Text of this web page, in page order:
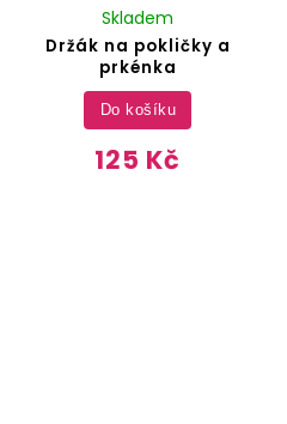
Držák na pokličky a
prkénka
Skladem
125 Kč
Do košíku